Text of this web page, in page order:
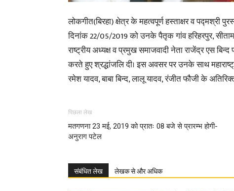
लोकगीत(बिरहा) क्षेत्र के महत्वपूर्ण हस्ताक्षर व
दिनांक 22/05/2019 को उनके पैतृक गांव हरिहरपुर,
राष्ट्रीय अध्यक्ष व प्रमुख समाजवादी नेता राजेंद्र एस
करते हुए श्रद्धांजलि दी। इस अवसर पर उनके साथ
रमेश यादव, बाबा बिन्द, लालू यादव, रंजीत फौजी के
पिछला लेख
मतगणना 23 मई, 2019 को प्रातः 08 बजे से प्रारम्भ होगी-
अनुराग पटेल
संबंधित लेख लेखक से और अधिक